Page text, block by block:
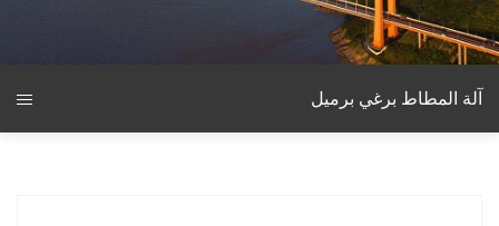
آلة المطاط برغي برميل